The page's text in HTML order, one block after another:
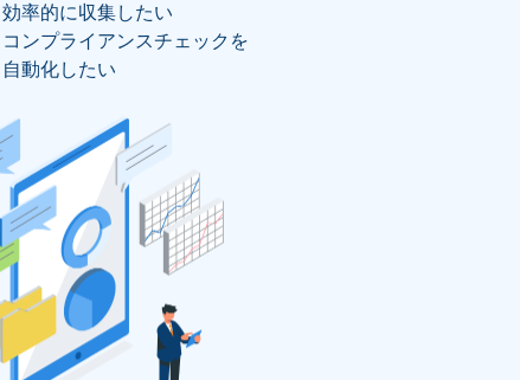
効率的に収集したい
コンプライアンスチェックを
自動化したい